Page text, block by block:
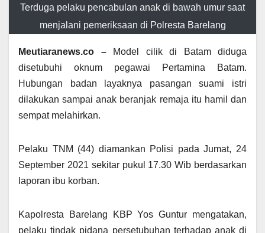
Terduga pelaku pencabulan anak di bawah umur saat
menjalani pemeriksaan di Polresta Barelang
Meutiaranews.co –
Model cilik di Batam diduga
disetubuhi oknum pegawai Pertamina Batam.
Hubungan badan layaknya pasangan suami istri
dilakukan sampai anak beranjak remaja itu hamil dan
sempat melahirkan.
Pelaku TNM (44) diamankan Polisi pada Jumat, 24
September 2021 sekitar pukul 17.30 Wib berdasarkan
laporan ibu korban.
Kapolresta Barelang KBP Yos Guntur mengatakan,
pelaku tindak pidana persetubuhan terhadap anak di